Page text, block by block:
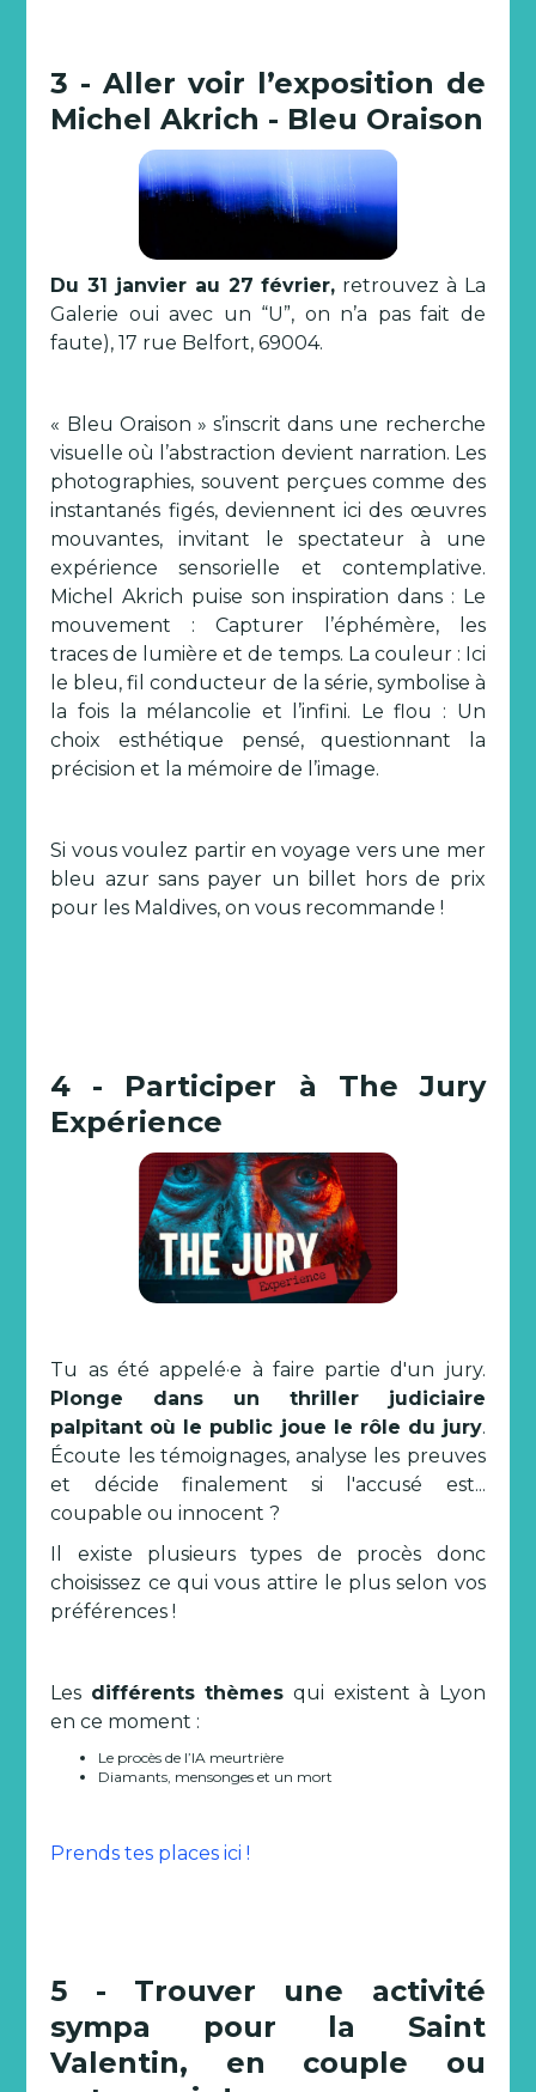
3 - Aller voir l’exposition de
Michel Akrich - Bleu Oraison
Du 31 janvier au 27 février, retrouvez à La
Galerie oui avec un “U”, on n’a pas fait de
faute), 17 rue Belfort, 69004.
« Bleu Oraison » s’inscrit dans une recherche
visuelle où l’abstraction devient narration. Les
photographies, souvent perçues comme des
instantanés figés, deviennent ici des œuvres
mouvantes, invitant le spectateur à une
expérience sensorielle et contemplative.
Michel Akrich puise son inspiration dans : Le
mouvement : Capturer l’éphémère, les
traces de lumière et de temps. La couleur : Ici
le bleu, fil conducteur de la série, symbolise à
la fois la mélancolie et l’infini. Le flou : Un
choix esthétique pensé, questionnant la
précision et la mémoire de l’image.
Si vous voulez partir en voyage vers une mer
bleu azur sans payer un billet hors de prix
pour les Maldives, on vous recommande !
4 - Participer à The Jury
Expérience
Tu as été appelé·e à faire partie d'un jury.
Plonge dans un thriller judiciaire
palpitant où le public joue le rôle du jury.
Écoute les témoignages, analyse les preuves
et décide finalement si l'accusé est...
coupable ou innocent ?
Il existe plusieurs types de procès donc
choisissez ce qui vous attire le plus selon vos
préférences !
Les différents thèmes qui existent à Lyon
en ce moment :
Le procès de l’IA meurtrière
Diamants, mensonges et un mort
Prends tes places ici !
5 - Trouver une activité
sympa pour la Saint
Valentin, en couple ou